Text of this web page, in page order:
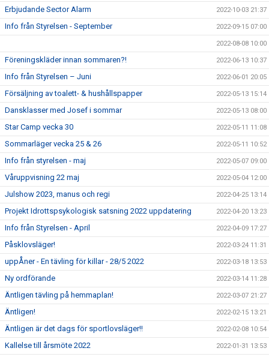
Erbjudande Sector Alarm 2022-10-03 21:37
Info från Styrelsen - September 2022-09-15 07:00
2022-08-08 10:00
Föreningskläder innan sommaren?! 2022-06-13 10:37
Info från Styrelsen – Juni 2022-06-01 20:05
Försäljning av toalett- & hushållspapper 2022-05-13 15:14
Dansklasser med Josef i sommar 2022-05-13 08:00
Star Camp vecka 30 2022-05-11 11:08
Sommarläger vecka 25 & 26 2022-05-11 10:52
Info från styrelsen - maj 2022-05-07 09:00
Våruppvisning 22 maj 2022-05-04 12:00
Julshow 2023, manus och regi 2022-04-25 13:14
Projekt Idrottspsykologisk satsning 2022 uppdatering 2022-04-20 13:23
Info från Styrelsen - April 2022-04-09 17:27
Påsklovsläger! 2022-03-24 11:31
uppÅner - En tävling för killar - 28/5 2022 2022-03-18 13:53
Ny ordförande 2022-03-14 11:28
Äntligen tävling på hemmaplan! 2022-03-07 21:27
Äntligen! 2022-02-15 13:21
Äntligen är det dags för sportlovsläger!! 2022-02-08 10:54
Kallelse till årsmöte 2022 2022-01-31 13:53